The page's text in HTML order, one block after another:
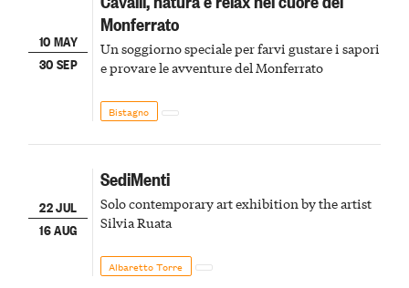
10 MAY
30 SEP
Monferrato
Un soggiorno speciale per farvi gustare i sapori
e provare le avventure del Monferrato
Bistagno
22 JUL
16 AUG
SediMenti
Solo contemporary art exhibition by the artist
Silvia Ruata
Albaretto Torre